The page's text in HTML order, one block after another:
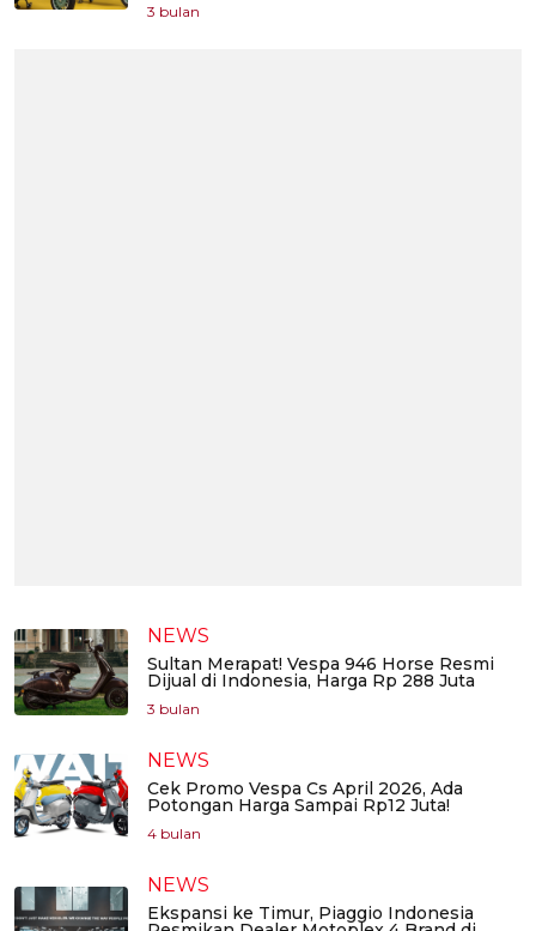
3 bulan
NEWS
Sultan Merapat! Vespa 946 Horse Resmi
Dijual di Indonesia, Harga Rp 288 Juta
3 bulan
NEWS
Cek Promo Vespa Cs April 2026, Ada
Potongan Harga Sampai Rp12 Juta!
4 bulan
NEWS
Ekspansi ke Timur, Piaggio Indonesia